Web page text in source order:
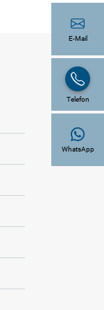
E-Mail
Telefon
WhatsApp